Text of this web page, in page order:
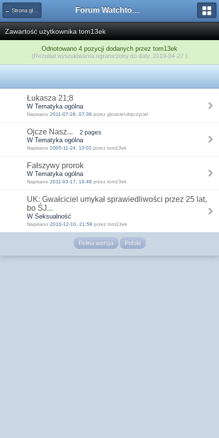
← Strona główna Forum Watchtower
Zawartość użytkownika tom13ek
Odnotowano 4 pozycji dodanych przez tom13ek
(Rezultat wyszukiwania ograniczony do daty: 2019-04-27 )
Łukasza 21;8
W Tematyka ogólna
Napisano 2011-07-26, 07:38 przez głosiciel-dręczyciel
Ojcze Nasz... 2 pages
W Tematyka ogólna
Napisano 2005-11-24, 10:02 przez tom13ek
Fałszywy prorok
W Tematyka ogólna
Napisano 2011-03-17, 18:48 przez tom13ek
UK: Gwałciciel umykał sprawiedliwości przez 25 lat,
bo ŚJ...
W Seksualność
Napisano 2010-12-10, 21:59 przez tom13ek
Pełna wersja Polski